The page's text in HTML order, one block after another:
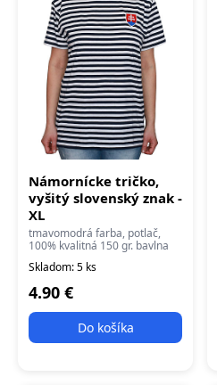
Námornícke tričko,
vyšitý slovenský znak -
XL
tmavomodrá farba, potlač,
100% kvalitná 150 gr. bavlna
Skladom: 5 ks
4.90 €
Do košíka